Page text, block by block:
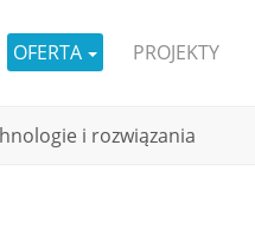
OFERTA
PROJEKTY
i rozwiązania